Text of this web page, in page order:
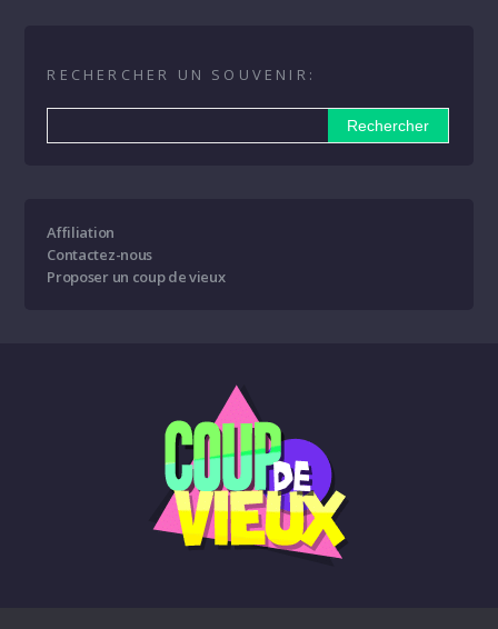
RECHERCHER UN SOUVENIR:
Affiliation
Contactez-nous
Proposer un coup de vieux